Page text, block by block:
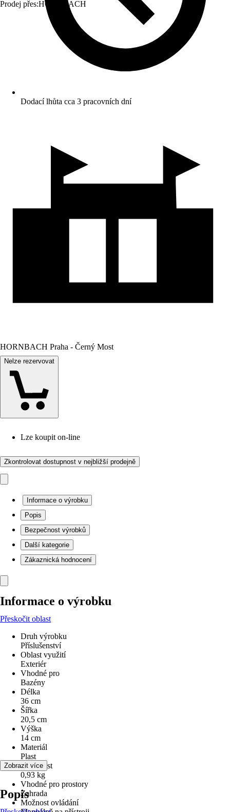
Prodej přes:HORNBACH
Dodací lhůta cca 3 pracovních dní
HORNBACH Praha - Černý Most
Nelze rezervovat
Lze koupit on-line
Zkontrolovat dostupnost v nejbližší prodejně
Informace o výrobku
Popis
Bezpečnost výrobků
Další kategorie
Zákaznická hodnocení
Informace o výrobku
Přeskočit oblast
Druh výrobku
Příslušenství
Oblast využití
Exteriér
Vhodné pro
Bazény
Délka
36 cm
Šířka
20,5 cm
Výška
14 cm
Materiál
Plast
Hmotnost
0,93 kg
Vhodné pro prostory
Zahrada
Možnost ovládání
Zobrazit více
Popis